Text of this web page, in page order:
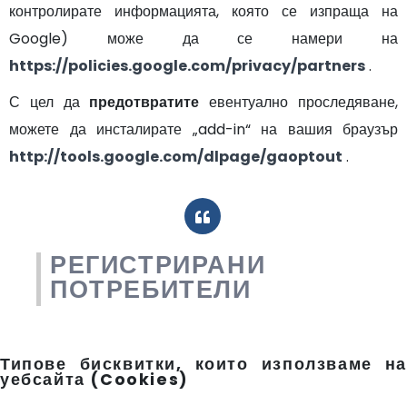
контролирате информацията, която се изпраща на
Google) може да се намери на
https://policies.google.com/privacy/partners.
С цел да предотвратите евентуално проследяване,
можете да инсталирате „add-in“ на вашия браузър
http://tools.google.com/dlpage/gaoptout .
РЕГИСТРИРАНИ
ПОТРЕБИТЕЛИ
Типове бисквитки, които използваме на
уебсайта (Cookies)